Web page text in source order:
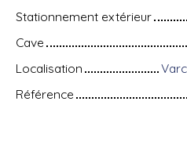
Stationnement extérieur
Cave
Localisation
Référence